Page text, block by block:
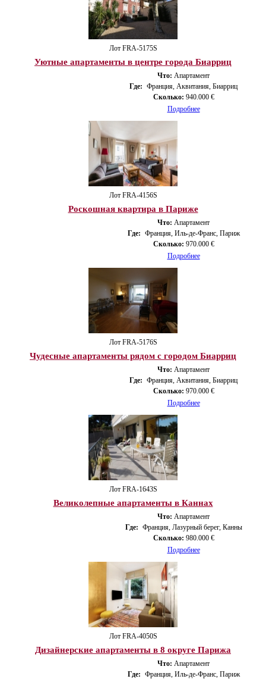
Лот FRA-5175S
Уютные апартаменты в центре города Биарриц
Что: Апартамент
Где: Франция, Аквитания, Биарриц
Сколько: 940.000 €
Подробнее
Лот FRA-4156S
Роскошная квартира в Париже
Что: Апартамент
Где: Франция, Иль-де-Франс, Париж
Сколько: 970.000 €
Подробнее
Лот FRA-5176S
Чудесные апартаменты рядом с городом Биарриц
Что: Апартамент
Где: Франция, Аквитания, Биарриц
Сколько: 970.000 €
Подробнее
Лот FRA-1643S
Великолепные апартаменты в Каннах
Что: Апартамент
Где: Франция, Лазурный берег, Канны
Сколько: 980.000 €
Подробнее
Лот FRA-4050S
Дизайнерские апартаменты в 8 округе Парижа
Что: Апартамент
Где: Франция, Иль-де-Франс, Париж